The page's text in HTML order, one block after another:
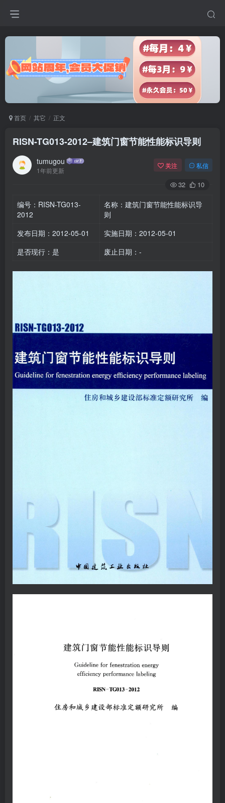
首页 其它 正文
RISN-TG013-2012–建筑门窗节能性能标识导则
tumugou
1年前更新
关注 私信
32 10
编号：RISN-TG013-
2012
名称：建筑门窗节能性能标识导
则
发布日期：2012-05-01
实施日期：2012-05-01
是否现行：是
废止日期：-